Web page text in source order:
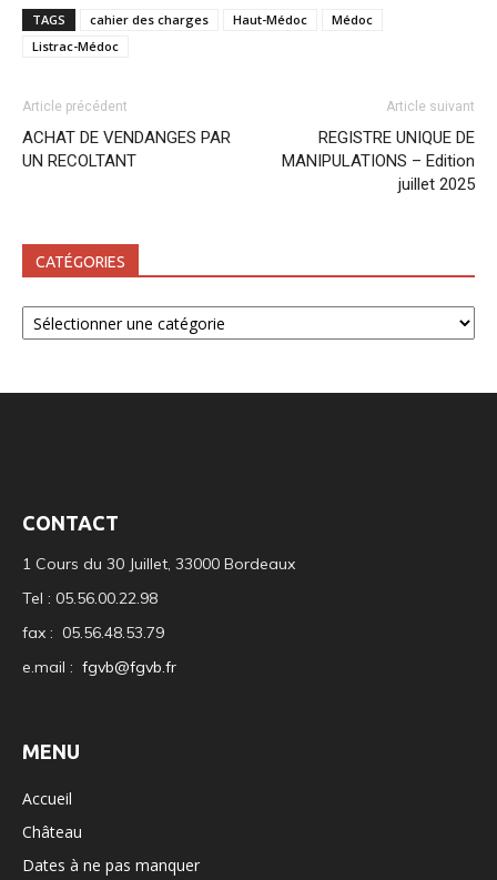
TAGS cahier des charges Haut-Médoc
Médoc
Listrac-Médoc
Article précédent
ACHAT DE VENDANGES PAR
UN RECOLTANT
Article suivant
REGISTRE UNIQUE DE
MANIPULATIONS – Edition
juillet 2025
CATÉGORIES
Catégories
CONTACT
1 Cours du 30 Juillet, 33000 Bordeaux
Tel : 05.56.00.22.98
fax : 05.56.48.53.79
e.mail : fgvb@fgvb.fr
MENU
Accueil
Château
Dates à ne pas manquer